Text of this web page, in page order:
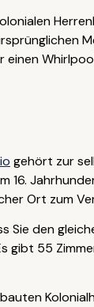
gehört zur
16.
Ort zum
Sie den
gibt 55